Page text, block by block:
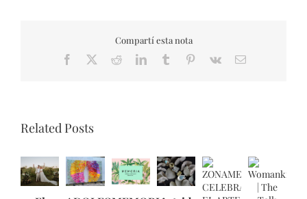
Compartí esta nota
Facebook RedditLinkedInTumblr Pinterest
Vk Email
Related Posts